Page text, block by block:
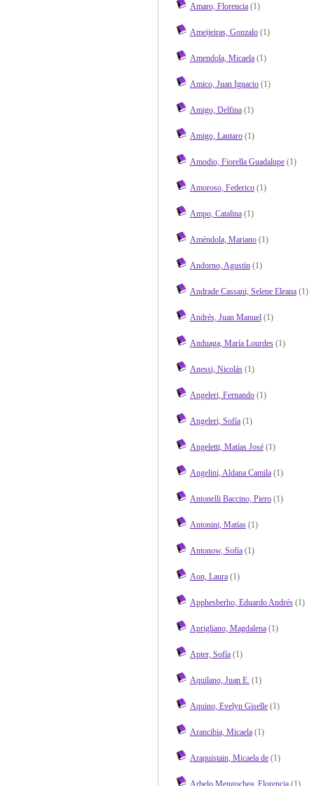
Amaro, Florencia(1)
Ameijeiras, Gonzalo(1)
Amendola, Micaela(1)
Amico, Juan Ignacio(1)
Amigo, Delfina(1)
Amigo, Lautaro(1)
Amodio, Fiorella Guadalupe(1)
Amoroso, Federico(1)
Ampo, Catalina(1)
Améndola, Mariano(1)
Andorno, Agustín(1)
Andrade Cassani, Selene Eleana(1)
Andrés, Juan Manuel(1)
Anduaga, María Lourdes(1)
Anessi, Nicolás(1)
Angeleri, Fernando(1)
Angeleri, Sofía(1)
Angeletti, Matías José(1)
Angelini, Aldana Camila(1)
Antonelli Baccino, Piero(1)
Antonini, Matías(1)
Antonow, Sofía(1)
Aon, Laura(1)
Apphesberho, Eduardo Andrés(1)
Aprigliano, Magdalena(1)
Apter, Sofía(1)
Aquilano, Juan E. (1)
Aquino, Evelyn Giselle(1)
Arancibia, Micaela(1)
Araquistain, Micaela de(1)
Arbelo Mengochea, Florencia(1)